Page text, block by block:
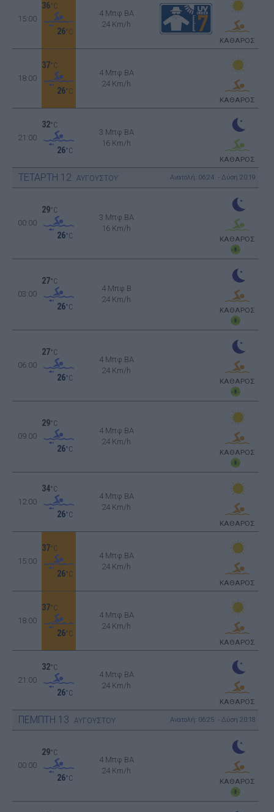
15:00
36°C
26°C
4 Μπφ BA
24 Km/h
ΚΑΘΑΡΟΣ
18:00
37°C
26°C
4 Μπφ BA
24 Km/h
ΚΑΘΑΡΟΣ
21:00
32°C
26°C
3 Μπφ BA
16 Km/h
ΚΑΘΑΡΟΣ
ΤΕΤΑΡΤΗ 12 ΑΥΓΟΥΣΤΟΥ Ανατολή: 06:24 - Δύση 20:19
00:00
29°C
26°C
3 Μπφ BA
16 Km/h
ΚΑΘΑΡΟΣ
03:00
27°C
26°C
4 Μπφ B
24 Km/h
ΚΑΘΑΡΟΣ
06:00
27°C
26°C
4 Μπφ BA
24 Km/h
ΚΑΘΑΡΟΣ
09:00
29°C
26°C
4 Μπφ BA
24 Km/h
ΚΑΘΑΡΟΣ
12:00
34°C
26°C
4 Μπφ BA
24 Km/h
ΚΑΘΑΡΟΣ
15:00
37°C
26°C
4 Μπφ BA
24 Km/h
ΚΑΘΑΡΟΣ
18:00
37°C
26°C
4 Μπφ BA
24 Km/h
ΚΑΘΑΡΟΣ
21:00
32°C
26°C
4 Μπφ BA
24 Km/h
ΚΑΘΑΡΟΣ
ΠΕΜΠΤΗ 13 ΑΥΓΟΥΣΤΟΥ Ανατολή: 06:25 - Δύση 20:18
00:00
29°C
26°C
4 Μπφ BA
24 Km/h
ΚΑΘΑΡΟΣ